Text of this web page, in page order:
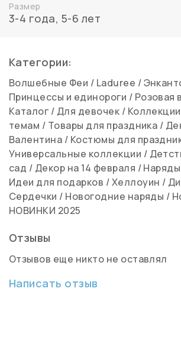
Размер
3-4 года, 5-6 лет
Категории:
Волшебные Феи / Laduree /
Принцессы и единороги / Розовая
Каталог / Для девочек /
темам / Товары для праздника /
Валентина / Костюмы для
Универсальные коллекции /
сад / Декор на 14 февраля /
Идеи для подарков /Хеллоуин /
Сердечки / Новогодние наряды /
НОВИНКИ 2025
Отзывы
Отзывов еще никто не оставлял
Написать отзыв